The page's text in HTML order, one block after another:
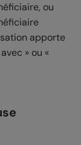
ou
apporte
» ou «